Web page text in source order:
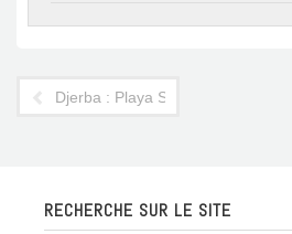
Djerba : Playa Senator
RECHERCHE SUR LE SITE